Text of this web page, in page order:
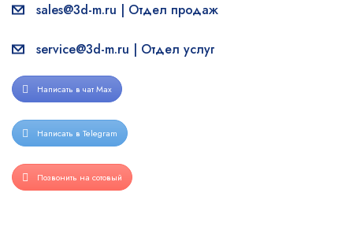
sales@3d-m.ru | Отдел продаж
service@3d-m.ru | Отдел услуг
Написать в чат Max
Написать в Telegram
Позвонить на сотовый